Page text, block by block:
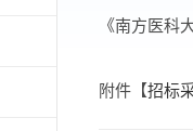
《南方医科
附件【招标